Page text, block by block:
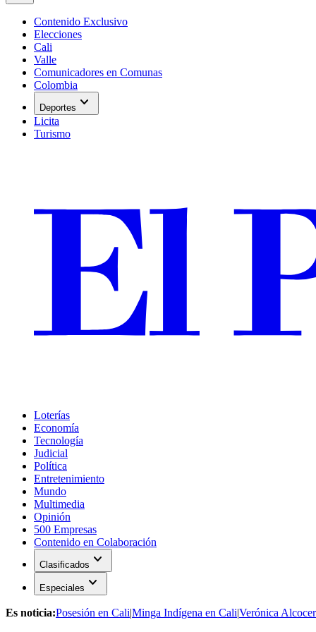
Contenido Exclusivo
Elecciones
Cali
Valle
Comunicadores en Comunas
Colombia
Deportes expand_more
Licita
Turismo
Loterías
Economía
Tecnología
Judicial
Política
Entretenimiento
Mundo
Multimedia
Opinión
500 Empresas
Contenido en Colaboración
Clasificados expand_more
Especiales expand_more
Es noticia:Posesión en Cali|Minga Indígena en Cali|Verónica Alcocer